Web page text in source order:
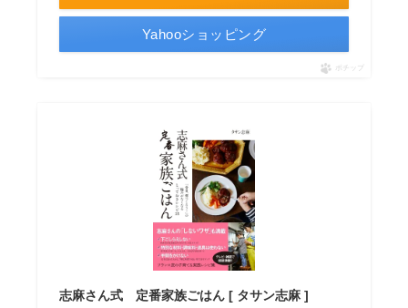
Yahooショッピング
ポチップ
志麻さん式 定番家族ごはん [ タサン志麻 ]